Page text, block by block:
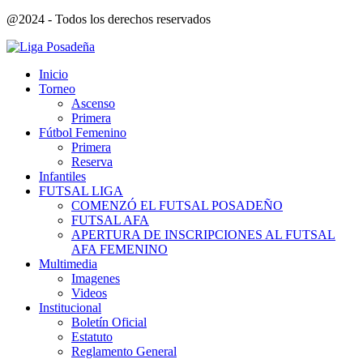
@2024 - Todos los derechos reservados
Inicio
Torneo
Ascenso
Primera
Fútbol Femenino
Primera
Reserva
Infantiles
FUTSAL LIGA
COMENZÓ EL FUTSAL POSADEÑO
FUTSAL AFA
APERTURA DE INSCRIPCIONES AL FUTSAL
AFA FEMENINO
Multimedia
Imagenes
Videos
Institucional
Boletín Oficial
Estatuto
Reglamento General